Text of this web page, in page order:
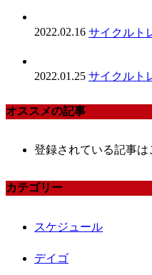
2022.02.16 サイクルト
2022.01.25 サイクルト
オススメの記事
登録されている記事は
カテゴリー
スケジュール
デイゴ